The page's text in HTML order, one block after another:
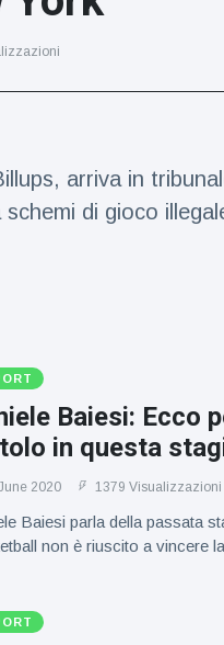
arriva in
di gioco
Baiesi: Ecco
in questa
2020 1379 Visualizzazioni
Baiesi parla della passata
non è riuscito a vincere